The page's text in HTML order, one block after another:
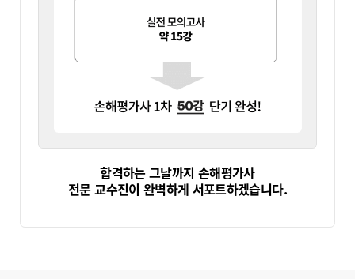
합격하는 그날까지 손해평가사
전문 교수진이 완벽하게 서포트하겠습니다.